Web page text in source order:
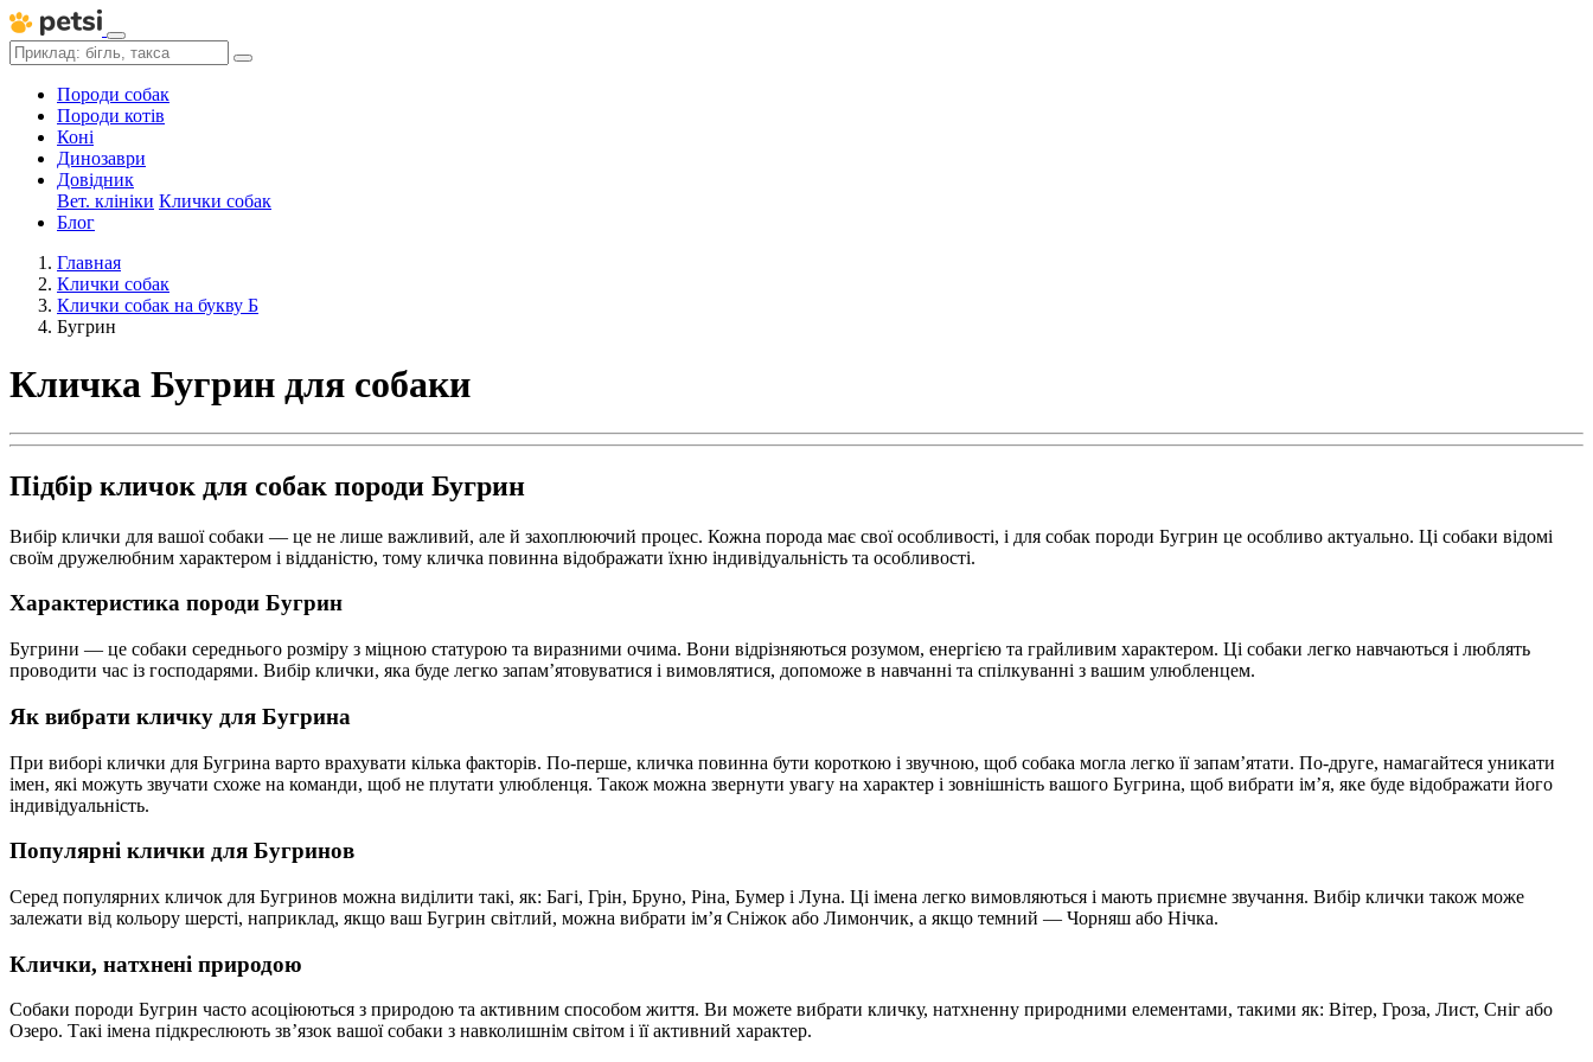
Породи собак
Породи котів
Коні
Динозаври
Довідник
Вет. клініки Клички собак
Блог
Главная
Клички собак
Клички собак на букву Б
Бугрин
Кличка Бугрин для собаки
Підбір кличок для собак породи Бугрин
Вибір клички для вашої собаки — це не лише важливий, але й захоплюючий процес. Кожна порода має свої особливості, і для собак породи Бугрин це особливо актуально. Ці собаки відомі
своїм дружелюбним характером і відданістю, тому кличка повинна відображати їхню індивідуальність та особливості.
Характеристика породи Бугрин
Бугрини — це собаки середнього розміру з міцною статурою та виразними очима. Вони відрізняються розумом, енергією та грайливим характером. Ці собаки легко навчаються і люблять
проводити час із господарями. Вибір клички, яка буде легко запам’ятовуватися і вимовлятися, допоможе в навчанні та спілкуванні з вашим улюбленцем.
Як вибрати кличку для Бугрина
При виборі клички для Бугрина варто врахувати кілька факторів. По-перше, кличка повинна бути короткою і звучною, щоб собака могла легко її запам’ятати. По-друге, намагайтеся уникати
імен, які можуть звучати схоже на команди, щоб не плутати улюбленця. Також можна звернути увагу на характер і зовнішність вашого Бугрина, щоб вибрати ім’я, яке буде відображати його
індивідуальність.
Популярні клички для Бугринов
Серед популярних кличок для Бугринов можна виділити такі, як: Багі, Грін, Бруно, Ріна, Бумер і Луна. Ці імена легко вимовляються і мають приємне звучання. Вибір клички також може
залежати від кольору шерсті, наприклад, якщо ваш Бугрин світлий, можна вибрати ім’я Сніжок або Лимончик, а якщо темний — Чорняш або Нічка.
Клички, натхнені природою
Собаки породи Бугрин часто асоціюються з природою та активним способом життя. Ви можете вибрати кличку, натхненну природними елементами, такими як: Вітер, Гроза, Лист, Сніг або
Озеро. Такі імена підкреслюють зв’язок вашої собаки з навколишнім світом і її активний характер.